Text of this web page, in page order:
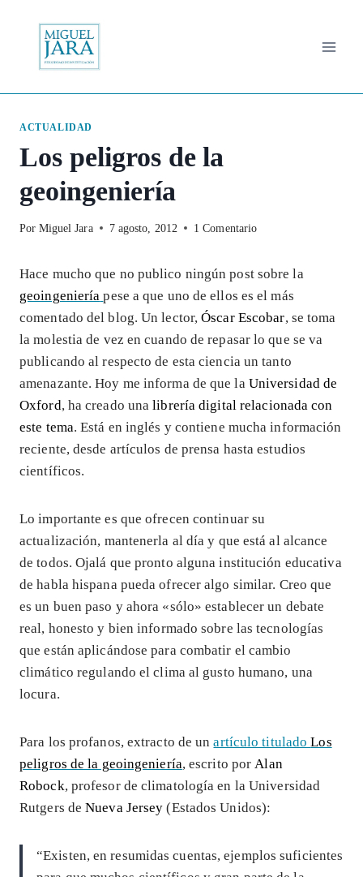
contenido
ACTUALIDAD
Los peligros de la
geoingeniería
Por Miguel Jara 7 agosto, 2012 1 Comentario
Hace mucho que no publico ningún post sobre la
geoingeniería pese a que uno de ellos es el más
comentado del blog. Un lector,Óscar Escobar, se toma
la molestia de vez en cuando de repasar lo que se va
publicando al respecto de esta ciencia un tanto
amenazante. Hoy me informa de que la Universidad de
Oxford, ha creado unalibrería digital relacionada con
este tema. Está en inglés y contiene mucha información
reciente, desde artículos de prensa hasta estudios
científicos.
Lo importante es que ofrecen continuar su
actualización, mantenerla al día y que está al alcance
de todos. Ojalá que pronto alguna institución educativa
de habla hispana pueda ofrecer algo similar. Creo que
es un buen paso y ahora «sólo» establecer un debate
real, honesto y bien informado sobre las tecnologías
que están aplicándose para combatir el cambio
climático regulando el clima al gusto humano, una
locura.
Para los profanos, extracto de unartículo tituladoLos
peligros de la geoingeniería, escrito por Alan
Robock, profesor de climatología en la Universidad
Rutgers deNueva Jersey (Estados Unidos):
“Existen, en resumidas cuentas, ejemplos suficientes